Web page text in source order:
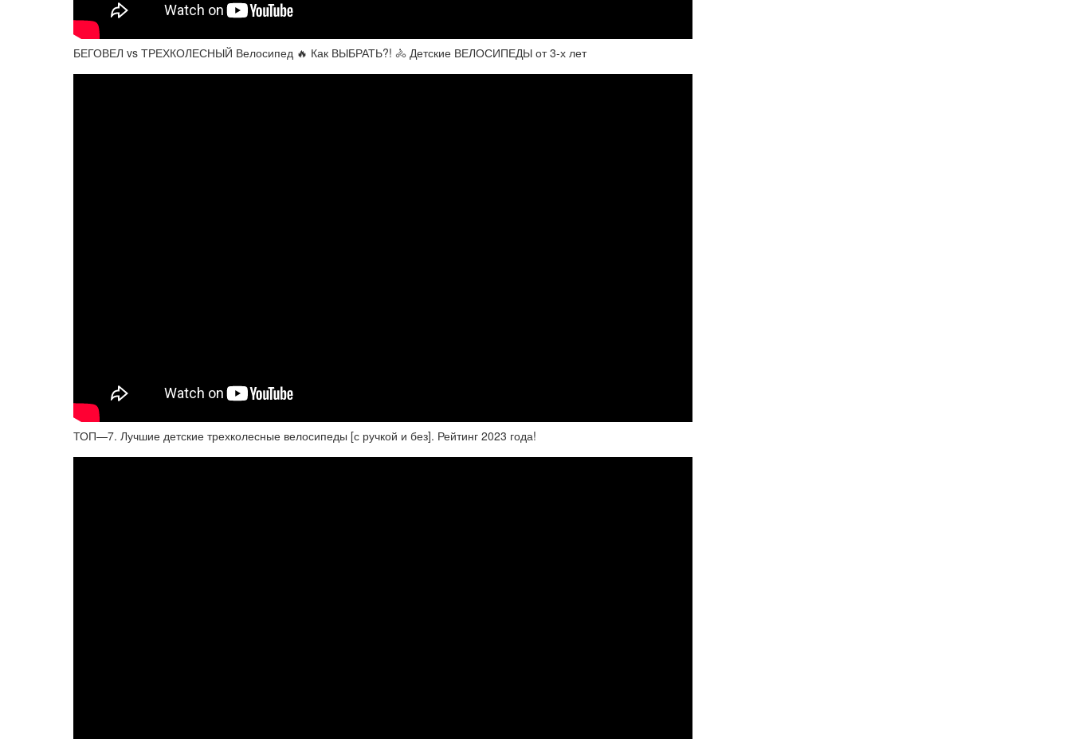
БЕГОВЕЛ vs ТРЕХКОЛЕСНЫЙ Велосипед 🔥 Как ВЫБРАТЬ?! 🚴 Детские ВЕЛОСИПЕДЫ от 3-х лет
ТОП—7. Лучшие детские трехколесные велосипеды [с ручкой и без]. Рейтинг 2023 года!